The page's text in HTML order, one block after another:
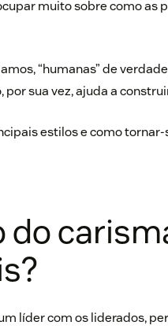
muito sobre como as
“humanas” de
por sua vez, ajuda a
estilos e como
do
líder com os liderados,